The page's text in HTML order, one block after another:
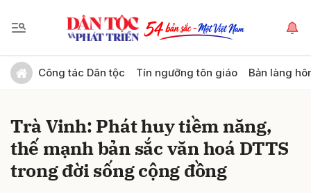
Công tác Dân tộc Tín ngưỡng tôn giáo Bản làng
Trà Vinh: Phát huy tiềm năng,
thế mạnh bản sắc văn hoá DTTS
trong đời sống cộng đồng
Gửi bình luận